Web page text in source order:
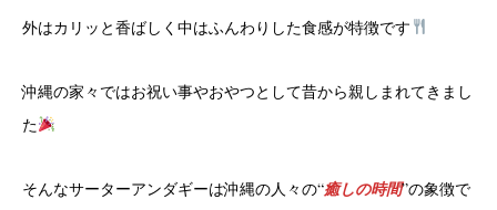
外はカリッと香ばしく中はふんわりした食感が特徴です
沖縄の家々ではお祝い事やおやつとして昔から親しまれてきまし
た
そんなサーターアンダギーは沖縄の人々の“癒しの時間”の象徴で